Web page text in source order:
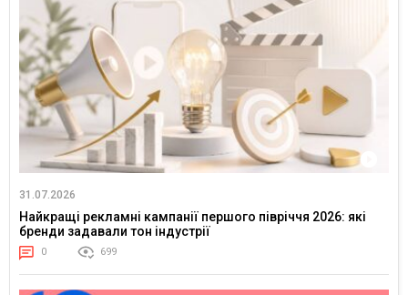
31.07.2026
Найкращі рекламні кампанії першого півріччя 2026: які
бренди задавали тон індустрії
0 699